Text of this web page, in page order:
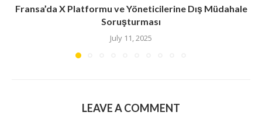
Fransa’da X Platformu ve Yöneticilerine Dış Müdahale
Soruşturması
July 11, 2025
LEAVE A COMMENT